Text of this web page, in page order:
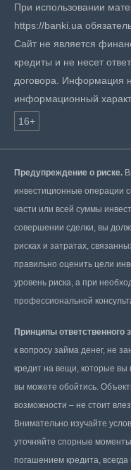
При использовании
https://banki.ua
Сайт не является
кредиты и не несет
договора. Информация
информационный
16+
Предупреждение о риске.
инвестиционные операции
части или всей суммы
совершении сделки, вы
рисках и затратах,
правильно оценить цели
уровень риска, а при
профессиональной
Принципы ответственного
к вопросу займа денег, не
кредит на вещи, которые вы
вы можете обойтись.
возможности – не стоит
Внимательно изучайте
уточняйте спорные
погашением кредита,